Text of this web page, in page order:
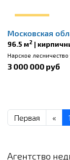
Московская
96.5 м2 |
Нарское лесничество
3 000 000 руб
Первая « 1
Агентство